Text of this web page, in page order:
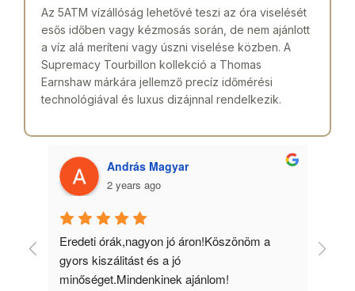
Az 5ATM vízállóság lehetővé teszi az óra viselését
esős időben vagy kézmosás során, de nem ajánlott
a víz alá meríteni vagy úszni viselése közben. A
Supremacy Tourbillon kollekció a Thomas
Earnshaw márkára jellemző precíz időmérési
technológiával és luxus dizájnnal rendelkezik.
András Magyar
2 years ago
Eredeti órák,nagyon jó áron!Köszönöm a
gyors kiszálitást és a jó
minőséget.Mindenkinek ajánlom!